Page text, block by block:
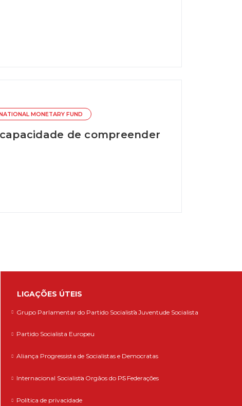
MONETARY FUND
de compreender
LIGAÇÕES ÚTEIS
Grupo Parlamentar do Partido Socialista Juventude Socialista
Partido Socialista Europeu
Aliança Progressista de Socialistas e Democratas
Internacional Socialista Orgãos do PS Federações
Política de privacidade